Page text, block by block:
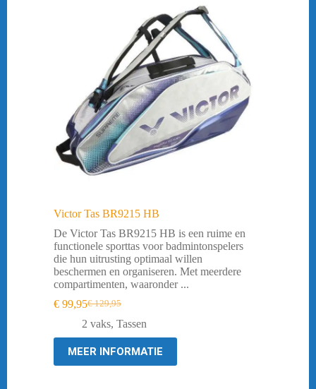
Victor Tas BR9215 HB
De Victor Tas BR9215 HB is een ruime en
functionele sporttas voor badmintonspelers
die hun uitrusting optimaal willen
beschermen en organiseren. Met meerdere
compartimenten, waaronder ...
€129,95
Oorspronkelijke
prijs
€ 129,95.
€ 99,95Huidige
prijs
€ 99,95.
2 vaks, Tassen
MEER INFORMATIE